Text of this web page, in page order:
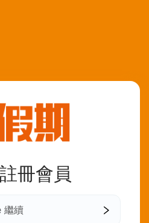
冊會員
繼續